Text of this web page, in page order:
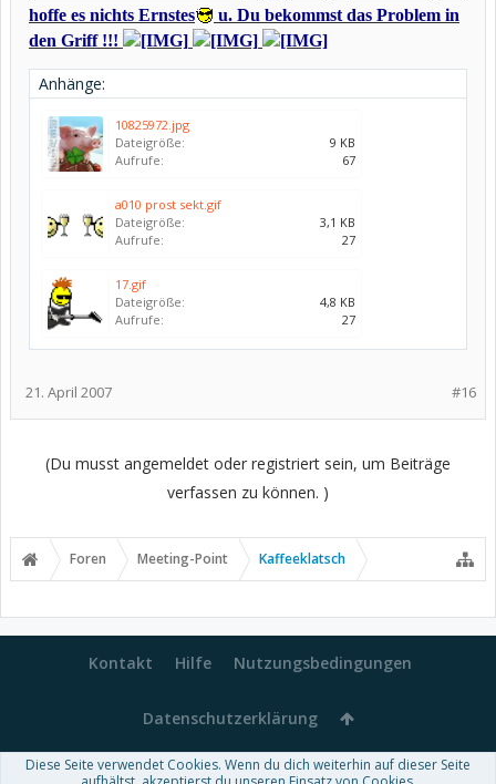
hoffe es nichts Ernstes
u. Du bekommst das Problem in
den Griff !!!
Anhänge:
10825972.jpg
Dateigröße:
9 KB
Aufrufe:
67
a010 prost sekt.gif
Dateigröße:
3,1 KB
Aufrufe:
27
17.gif
Dateigröße:
4,8 KB
Aufrufe:
27
#16
21. April 2007
(Du musst angemeldet oder registriert sein, um Beiträge
verfassen zu können. )
Foren Meeting-Point Kaffeeklatsch
Kontakt Hilfe Nutzungsbedingungen
Datenschutzerklärung
Diese Seite verwendet Cookies. Wenn du dich weiterhin auf dieser Seite